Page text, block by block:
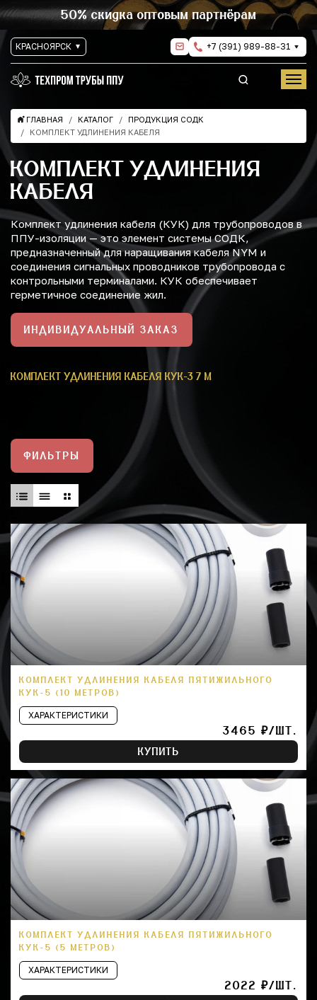
50% скидка оптовым партнёрам
КРАСНОЯРСК +7 (391) 989-88-31
ГЛАВНАЯ КАТАЛОГ
ПРОДУКЦИЯ СОДК
КОМПЛЕКТ УДЛИНЕНИЯ КАБЕЛЯ
КОМПЛЕКТ УДЛИНЕНИЯ
КАБЕЛЯ
Комплект удлинения кабеля (КУК) для трубопроводов в
ППУ-изоляции — это элемент системы СОДК,
предназначенный для наращивания кабеля NYM и
соединения сигнальных проводников трубопровода с
контрольными терминалами. КУК обеспечивает
герметичное соединение жил.
ИНДИВИДУАЛЬНЫЙ ЗАКАЗ
КОМПЛЕКТ УДЛИНЕНИЯ КАБЕЛЯ КУК-3 7 М
ФИЛЬТРЫ
КОМПЛЕКТ УДЛИНЕНИЯ КАБЕЛЯ ПЯТИЖИЛЬНОГО
КУК-5 (10 МЕТРОВ)
ХАРАКТЕРИСТИКИ
3465 ₽/ШТ.
КУПИТЬ
КОМПЛЕКТ УДЛИНЕНИЯ КАБЕЛЯ ПЯТИЖИЛЬНОГО
КУК-5 (5 МЕТРОВ)
ХАРАКТЕРИСТИКИ
2022 ₽/ШТ.